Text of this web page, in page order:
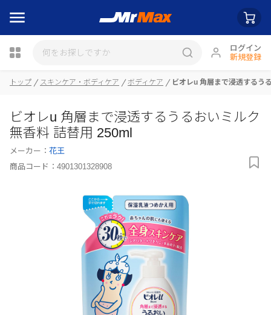
ログイン
新規登録
トップ スキンケア・ボディケア ボディケア ビオレu 角層まで浸透するう
ビオレu 角層まで浸透するうるおいミルク
無香料 詰替用 250ml
メーカー： 花王
商品コード： 4901301328908